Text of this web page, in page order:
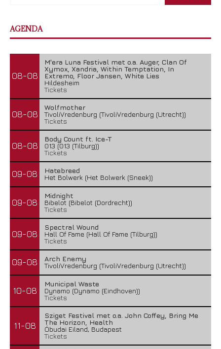
AGENDA
08-08
M'era Luna Festival met o.a. Auger, Clan Of
Xymox, Xandria, Within Temptation, In
Extremo, Floor Jansen, White Lies
Hildesheim
Tickets
08-08
Wolfmother
TivoliVredenburg (TivoliVredenburg (Utrecht))
Tickets
08-08
Body Count ft. Ice-T
013 (013 (Tilburg))
Tickets
09-08
Hatebreed
Het Bolwerk (Het Bolwerk (Sneek))
09-08
Midnight
Bibelot (Bibelot (Dordrecht))
Tickets
09-08
Spectral Wound
Hall Of Fame (Hall Of Fame (Tilburg))
Tickets
09-08
Arch Enemy
TivoliVredenburg (TivoliVredenburg (Utrecht))
10-08
Municipal Waste
Dynamo (Dynamo (Eindhoven))
Tickets
11-08
Sziget Festival met o.a. John Coffey, Bring Me
The Horizon, Health
Óbudai Eiland, Budapest
Tickets